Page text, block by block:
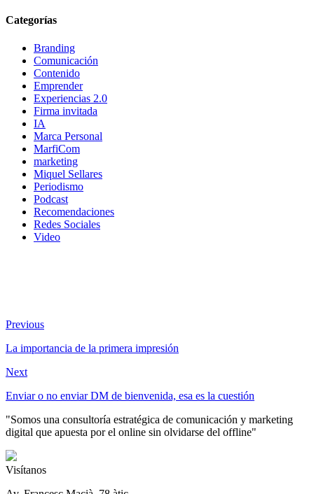
Categorías
Branding
Comunicación
Contenido
Emprender
Experiencias 2.0
Firma invitada
IA
Marca Personal
MarfiCom
marketing
Miquel Sellares
Periodismo
Podcast
Recomendaciones
Redes Sociales
Video
Previous
La importancia de la primera impresión
Next
Enviar o no enviar DM de bienvenida, esa es la cuestión
"Somos una consultoría estratégica de comunicación y marketing
digital que apuesta por el online sin olvidarse del offline"
Visítanos